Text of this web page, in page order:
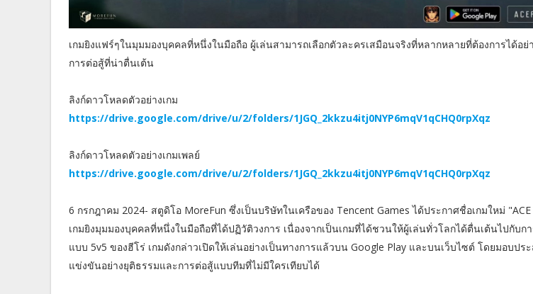
เกมยิงแฟร์ๆในมุมมองบุคคลที่หนึ่งในมือถือ ผู้เล่นสามารถเลือกตัวละครเสมือนจริงที่หลากหลายที่ต้องการได้อย่
การต่อสู้ที่น่าตื่นเต้น
ลิงก์ดาวโหลดตัวอย่างเกม
https://drive.google.com/drive/u/2/folders/1JGQ_2kkzu4itj0NYP6mqV1qCHQ0rpXqz
ลิงก์ดาวโหลดตัวอย่างเกมเพลย์
https://drive.google.com/drive/u/2/folders/1JGQ_2kkzu4itj0NYP6mqV1qCHQ0rpXqz
6 กรกฎาคม 2024- สตูดิโอ MoreFun ซึ่งเป็นบริษัทในเครือของ Tencent Games ได้ประกาศชื่อเกมใหม่ "ACE
เกมยิงมุมมองบุคคลที่หนึ่งในมือถือที่ได้ปฏิวัติวงการ เนื่องจากเป็นเกมที่ได้ชวนให้ผู้เล่นทั่วโลกได้ตื่นเต้นไปกับก
แบบ 5v5 ของฮีโร่ เกมดังกล่าวเปิดให้เล่นอย่างเป็นทางการแล้วบน Google Play และบนเว็บไซต์ โดยมอบปร
แข่งขันอย่างยุติธรรมและการต่อสู้แบบทีมที่ไม่มีใครเทียบได้